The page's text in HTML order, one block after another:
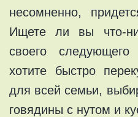
несомненно,
Ищете ли вы что-
своего
хотите быстро
для всей семьи,
говядины с нутом и